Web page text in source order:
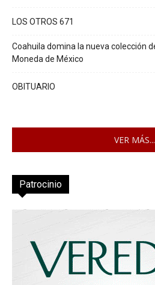
LOS OTROS 671
Coahuila domina la nueva colección
Moneda de México
OBITUARIO
VER MÁS...
Patrocinio